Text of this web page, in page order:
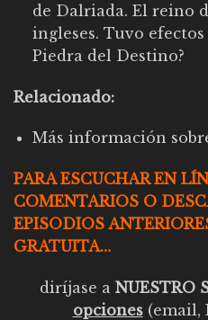
de Dalriada. El reino
ingleses. Tuvo
Piedra del Destino?
Relacionado:
Más información
PARA ESCUCHAR EN
COMENTARIOS O
EPISODIOS
GRATUITA…
diríjase a NUESTRO
opciones(email,